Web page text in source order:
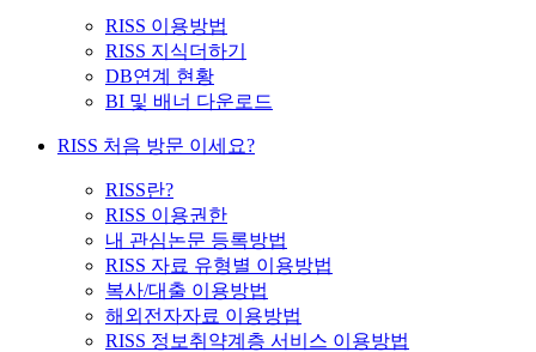
RISS 이용방법
RISS 지식더하기
DB연계 현황
BI 및 배너 다운로드
RISS 처음 방문 이세요?
RISS란?
RISS 이용권한
내 관심논문 등록방법
RISS 자료 유형별 이용방법
복사/대출 이용방법
해외전자자료 이용방법
RISS 정보취약계층 서비스 이용방법